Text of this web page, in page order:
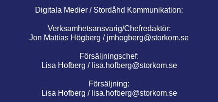
Digitala Medier / Stordåhd Kommunikation:
Verksamhetsansvarig/Chefredaktör:
Jon Mattias Högberg / jmhogberg@storkom.se
Försäljningschef:
Lisa Hofberg / lisa.hofberg@storkom.se
Försäljning:
Lisa Hofberg / lisa.hofberg@storkom.se